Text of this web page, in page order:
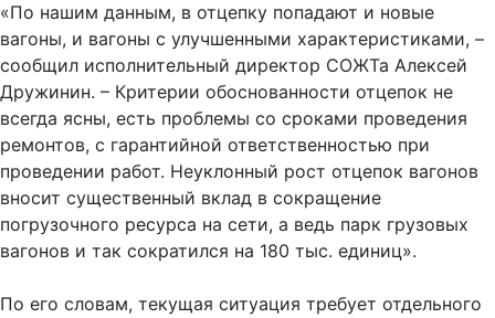
«По нашим данным, в отцепку попадают и новые
вагоны, и вагоны с улучшенными характеристиками, –
сообщил исполнительный директор СОЖТа Алексей
Дружинин. – Критерии обоснованности отцепок не
всегда ясны, есть проблемы со сроками проведения
ремонтов, с гарантийной ответственностью при
проведении работ. Неуклонный рост отцепок вагонов
вносит существенный вклад в сокращение
погрузочного ресурса на сети, а ведь парк грузовых
вагонов и так сократился на 180 тыс. единиц».
По его словам, текущая ситуация требует отдельного